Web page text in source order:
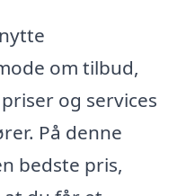
om tilbud,
og services
På denne
bedste pris,